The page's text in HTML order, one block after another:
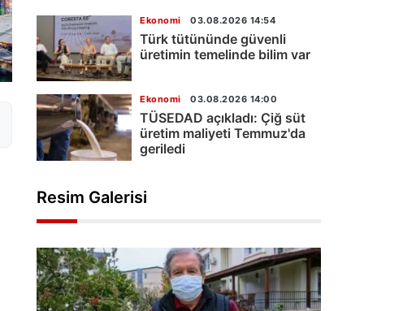
Ekonomi 03.08.2026 14:54
Türk tütününde güvenli
üretimin temelinde bilim var
Ekonomi 03.08.2026 14:00
TÜSEDAD açıkladı: Çiğ süt
üretim maliyeti Temmuz'da
geriledi
Resim Galerisi